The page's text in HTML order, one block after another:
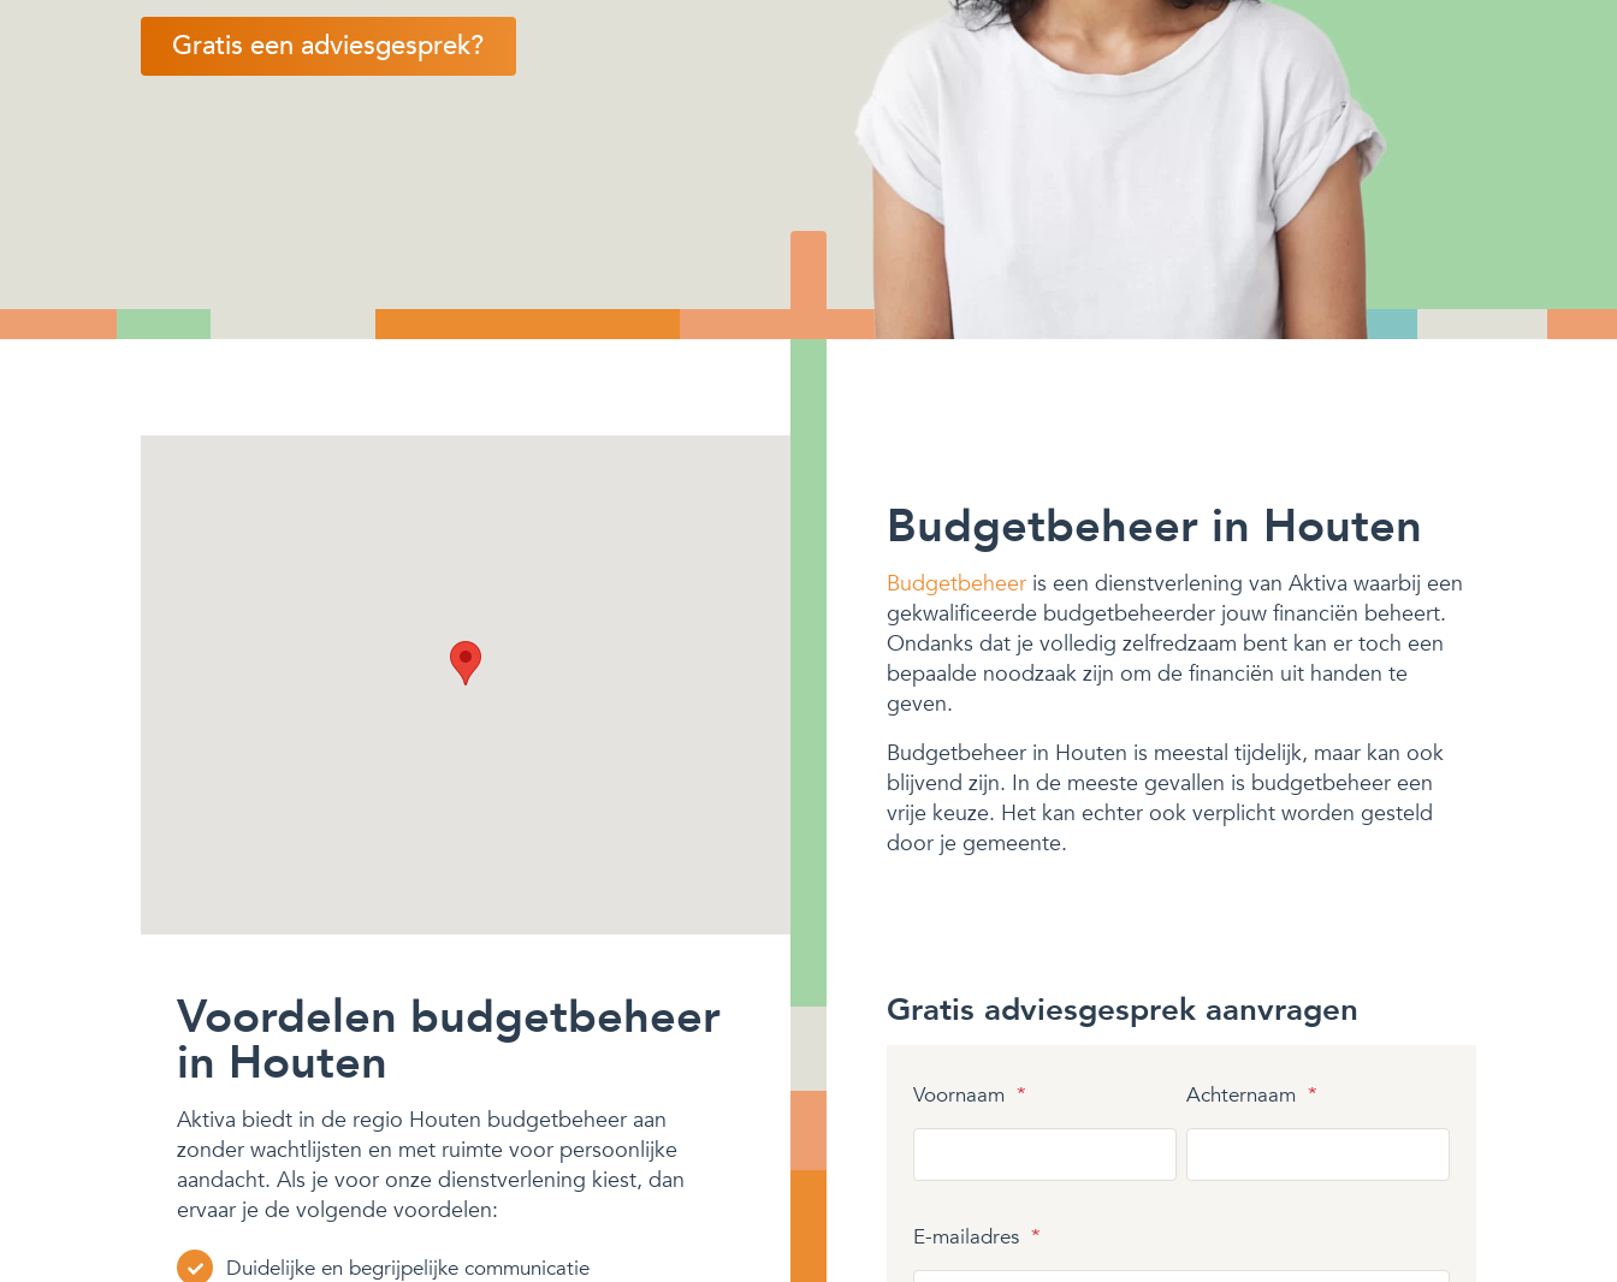
Gratis een adviesgesprek?
Budgetbeheer in Houten
Budgetbeheer is een dienstverlening van Aktiva waarbij een
gekwalificeerde budgetbeheerder jouw financiën beheert.
Ondanks dat je volledig zelfredzaam bent kan er toch een
bepaalde noodzaak zijn om de financiën uit handen te
geven.
Budgetbeheer in Houten is meestal tijdelijk, maar kan ook
blijvend zijn. In de meeste gevallen is budgetbeheer een
vrije keuze. Het kan echter ook verplicht worden gesteld
door je gemeente.
Voordelen budgetbeheer
in Houten
Aktiva biedt in de regio Houten budgetbeheer aan
zonder wachtlijsten en met ruimte voor persoonlijke
aandacht. Als je voor onze dienstverlening kiest, dan
ervaar je de volgende voordelen:
Duidelijke en begrijpelijke communicatie
Gratis adviesgesprek aanvragen
Voornaam * Achternaam *
E-mailadres *